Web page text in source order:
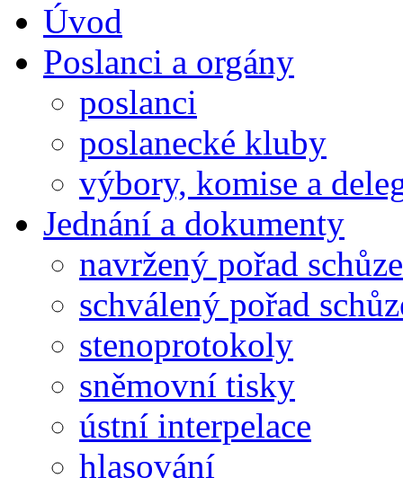
Úvod
Poslanci a orgány
poslanci
poslanecké kluby
výbory, komise a
Jednání a dokumenty
navržený pořad schůze
schválený pořad
stenoprotokoly
sněmovní tisky
ústní interpelace
hlasování